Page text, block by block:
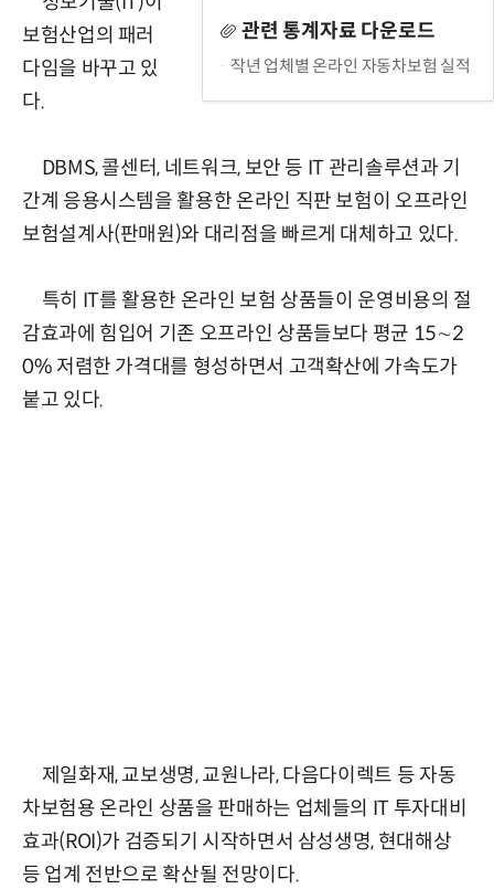
관련 통계자료 다운로드
작년 업체별 온라인 자동차보험 실적
보험산업의 패러
다임을 바꾸고 있
다.
DBMS, 콜센터, 네트워크, 보안 등 IT 관리솔루션과 기
간계 응용시스템을 활용한 온라인 직판 보험이 오프라인
보험설계사(판매원)와 대리점을 빠르게 대체하고 있다.
특히 IT를 활용한 온라인 보험 상품들이 운영비용의 절
감효과에 힘입어 기존 오프라인 상품들보다 평균 15∼2
0% 저렴한 가격대를 형성하면서 고객확산에 가속도가
붙고 있다.
제일화재, 교보생명, 교원나라, 다음다이렉트 등 자동
차보험용 온라인 상품을 판매하는 업체들의 IT 투자대비
효과(ROI)가 검증되기 시작하면서 삼성생명, 현대해상
등 업계 전반으로 확산될 전망이다.